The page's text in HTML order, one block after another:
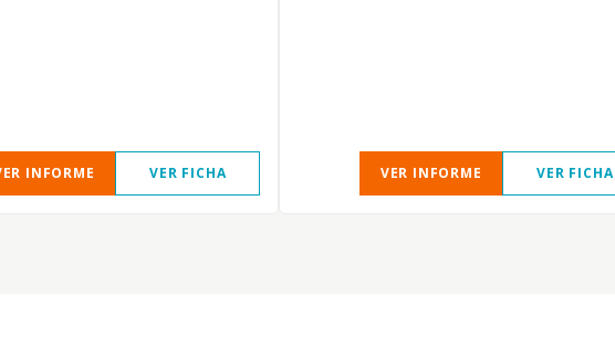
INFORME VER FICHA VER INFORME VER FICHA